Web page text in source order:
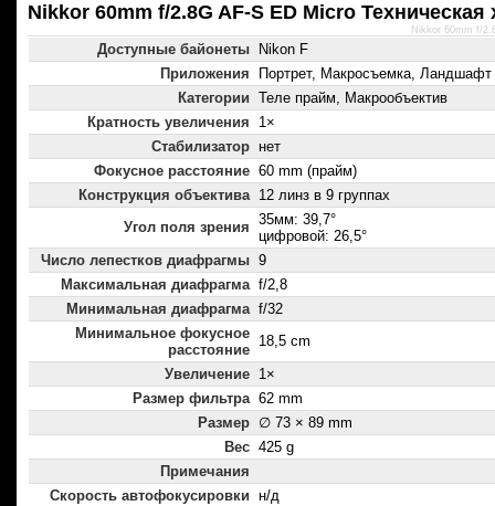
Nikkor 60mm f/2.8G AF-S ED Micro Техническая
Доступные байонеты
Nikon F
Приложения
Портрет, Макросъемка, Ландшафт
Категории Теле прайм, Макрообъектив
Кратность увеличения
1×
Стабилизатор нет
Фокусное расстояние 60 mm (прайм)
Конструкция объектива 12 линз в 9 группах
Угол поля зрения 35мм: 39,7°
цифровой: 26,5°
Число лепестков диафрагмы 9
Максимальная диафрагма f/2,8
Минимальная диафрагма f/32
Минимальное фокусное
расстояние
18,5 cm
Увеличение 1×
Размер фильтра 62 mm
Размер ∅ 73 × 89 mm
Вес 425 g
Примечания
Скорость автофокусировки н/д
Nikkor 60mm f/